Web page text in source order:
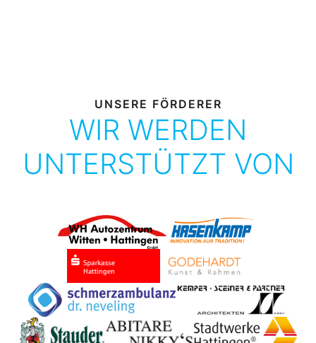
UNSERE FÖRDERER
WIR WERDEN
UNTERSTÜTZT VON